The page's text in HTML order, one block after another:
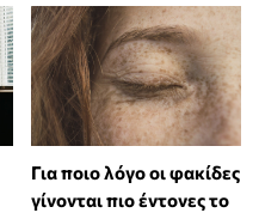
Για ποιο λόγο οι φακίδες
γίνονται πιο έντονες το